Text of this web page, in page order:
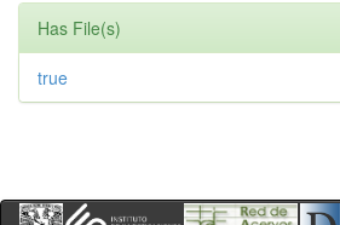
Has File(s)
true